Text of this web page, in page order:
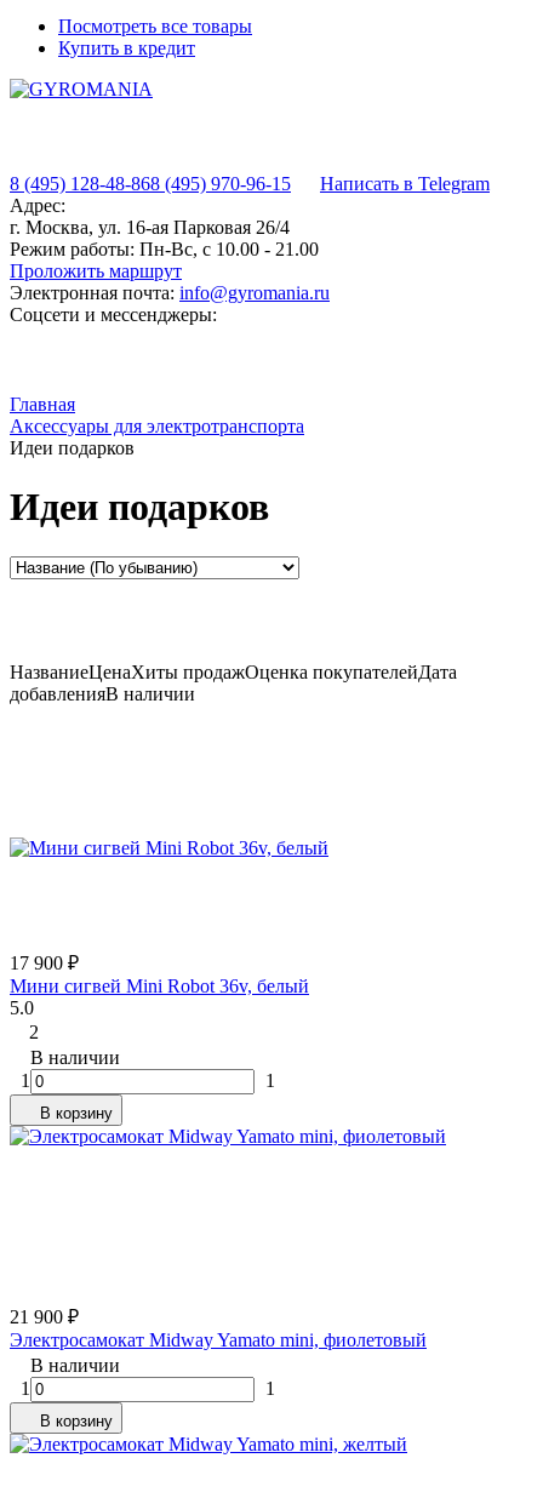
Посмотреть все товары
Купить в кредит
8 (495) 128-48-868 (495) 970-96-15
Написать в Telegram
Адрес:
г. Москва, ул. 16-ая Парковая 26/4
Режим работы: Пн-Вс, с 10.00 - 21.00
Проложить маршрут
Электронная почта: info@gyromania.ru
Соцсети и мессенджеры:
Главная
Аксессуары для электротранспорта
Идеи подарков
Идеи подарков
НазваниеЦенаХиты продажОценка покупателейДата
добавленияВ наличии
17 900 ₽
Мини сигвей Mini Robot 36v, белый
5.0
2
В наличии
1
1
В корзину
21 900 ₽
Электросамокат Midway Yamato mini, фиолетовый
В наличии
1
1
В корзину